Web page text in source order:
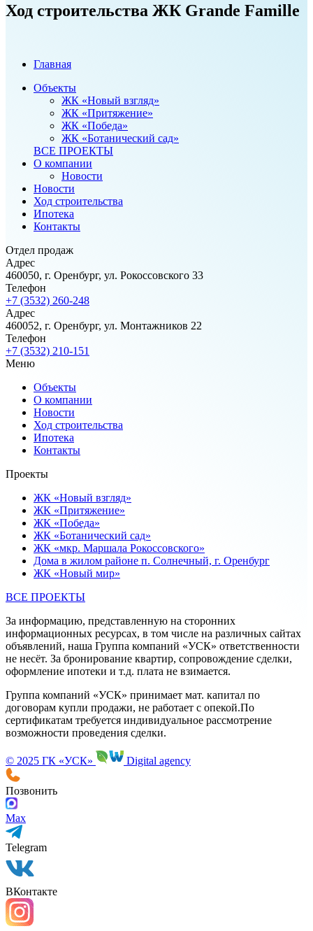
Ход строительства ЖК Grande Famille
Главная
Объекты
ЖК «Новый взгляд»
ЖК «Притяжение»
ЖК «Победа»
ЖК «Ботанический сад»
ВСЕ ПРОЕКТЫ
О компании
Новости
Новости
Ход строительства
Ипотека
Контакты
Отдел продаж
Адрес
460050, г. Оренбург, ул. Рокоссовского 33
Телефон
+7 (3532) 260-248
Адрес
460052, г. Оренбург, ул. Монтажников 22
Телефон
+7 (3532) 210-151
Меню
Объекты
О компании
Новости
Ход строительства
Ипотека
Контакты
Проекты
ЖК «Новый взгляд»
ЖК «Притяжение»
ЖК «Победа»
ЖК «Ботанический сад»
ЖК «мкр. Маршала Рокоссовского»
Дома в жилом районе п. Солнечный, г. Оренбург
ЖК «Новый мир»
ВСЕ ПРОЕКТЫ
За информацию, представленную на сторонних
информационных ресурсах, в том числе на различных сайтах
объявлений, наша Группа компаний «УСК» ответственности
не несёт. За бронирование квартир, сопровождение сделки,
оформление ипотеки и т.д. плата не взимается.
Группа компаний «УСК» принимает мат. капитал по
договорам купли продажи, не работает с опекой.По
сертификатам требуется индивидуальное рассмотрение
возможности проведения сделки.
© 2025 ГК «УСК» Digital agency
Позвонить
Max
Telegram
ВКонтакте